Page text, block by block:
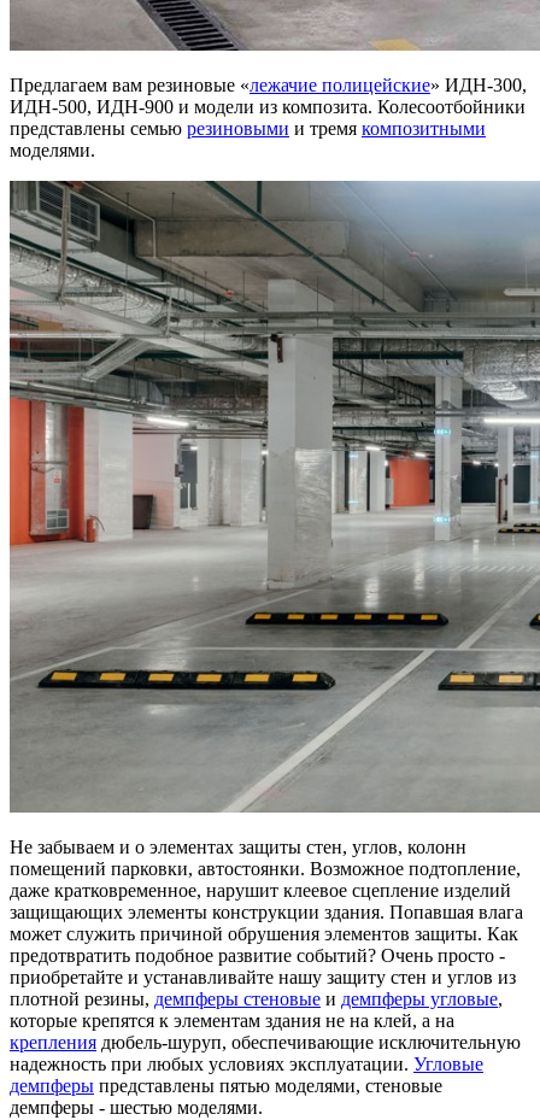
Предлагаем вам резиновые «лежачие полицейские» ИДН-300,
ИДН-500, ИДН-900 и модели из композита. Колесоотбойники
представлены семью резиновыми и тремя композитными
моделями.
Не забываем и о элементах защиты стен, углов, колонн
помещений парковки, автостоянки. Возможное подтопление,
даже кратковременное, нарушит клеевое сцепление изделий
защищающих элементы конструкции здания. Попавшая влага
может служить причиной обрушения элементов защиты. Как
предотвратить подобное развитие событий? Очень просто -
приобретайте и устанавливайте нашу защиту стен и углов из
плотной резины, демпферы стеновые и демпферы угловые,
которые крепятся к элементам здания не на клей, а на
крепления дюбель-шуруп, обеспечивающие исключительную
надежность при любых условиях эксплуатации. Угловые
демпферы представлены пятью моделями, стеновые
демпферы - шестью моделями.